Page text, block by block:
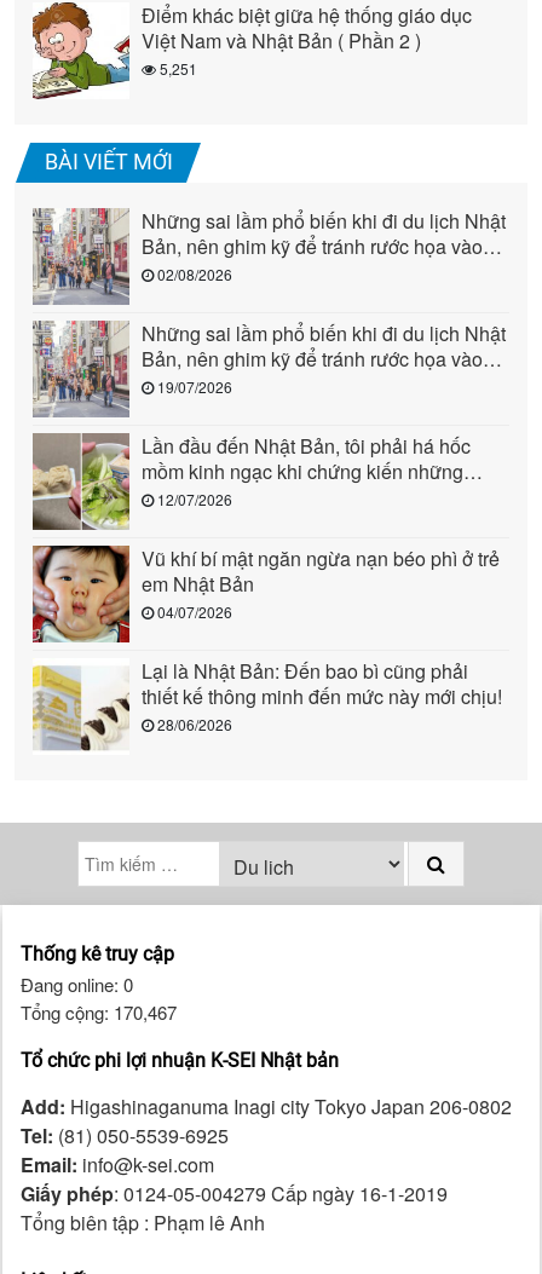
Điểm khác biệt giữa hệ thống giáo dục
Việt Nam và Nhật Bản ( Phần 2 )
5,251
BÀI VIẾT MỚI
Những sai lầm phổ biến khi đi du lịch Nhật
Bản, nên ghim kỹ để tránh rước họa vào
người (phần 2)
02/08/2026
Những sai lầm phổ biến khi đi du lịch Nhật
Bản, nên ghim kỹ để tránh rước họa vào
người (phần 1)
19/07/2026
Lần đầu đến Nhật Bản, tôi phải há hốc
mồm kinh ngạc khi chứng kiến những
cảnh này: Quả là “quốc gia đến từ tương
12/07/2026
Vũ khí bí mật ngăn ngừa nạn béo phì ở trẻ
em Nhật Bản
04/07/2026
Lại là Nhật Bản: Đến bao bì cũng phải
thiết kế thông minh đến mức này mới chịu!
28/06/2026
Thống kê truy cập
Đang online: 0
Tổng cộng: 170,467
Tổ chức phi lợi nhuận K-SEI Nhật bản
Add: Higashinaganuma Inagi city Tokyo Japan 206-0802
Tel: (81) 050-5539-6925
Email: info@k-sei.com
Giấy phép: 0124-05-004279 Cấp ngày 16-1-2019
Tổng biên tập : Phạm lê Anh